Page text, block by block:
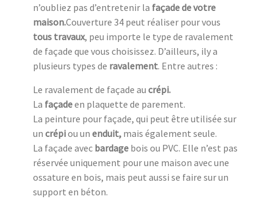
n’oubliez pas d’entretenir la façade de votre
maison.Couverture 34 peut réaliser pour vous
tous travaux, peu importe le type de ravalement
de façade que vous choisissez. D’ailleurs, ily a
plusieurs types de ravalement. Entre autres :
Le ravalement de façade au crépi.
La façadeen plaquette de parement.
La peinture pour façade, qui peut être utilisée sur
un crépiou un enduit, mais également seule.
La façade avec bardage bois ou PVC. Elle n’est pas
réservée uniquement pour une maison avec une
ossature en bois, mais peut aussi se faire sur un
support en béton.